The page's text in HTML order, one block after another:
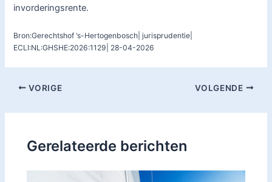
invorderingsrente.
Bron:Gerechtshof ‘s-Hertogenbosch| jurisprudentie|
ECLI:NL:GHSHE:2026:1129| 28-04-2026
VORIGE VOLGENDE
Gerelateerde berichten